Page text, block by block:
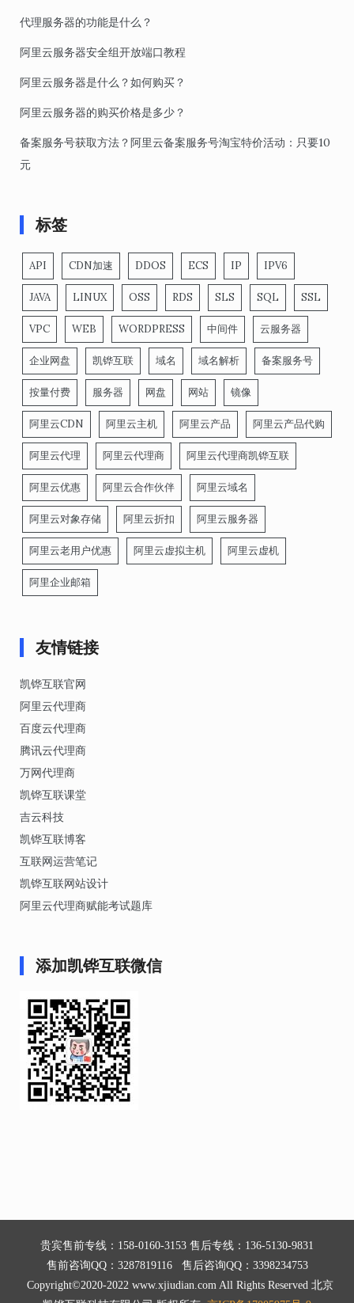
代理服务器的功能是什么？
阿里云服务器安全组开放端口教程
阿里云服务器是什么？如何购买？
阿里云服务器的购买价格是多少？
备案服务号获取方法？阿里云备案服务号淘宝特价活动：只要10
元
标签
API CDN加速 DDOS ECS IP IPV6
JAVA LINUX OSS RDS SLS SQL SSL
VPC WEB WORDPRESS 中间件 云服务器
企业网盘 凯铧互联 域名 域名解析 备案服务号
按量付费 服务器 网盘 网站 镜像
阿里云CDN 阿里云主机 阿里云产品 阿里云产品代购
阿里云代理 阿里云代理商 阿里云代理商凯铧互联
阿里云优惠 阿里云合作伙伴 阿里云域名
阿里云对象存储 阿里云折扣 阿里云服务器
阿里云老用户优惠 阿里云虚拟主机 阿里云虚机
阿里企业邮箱
友情链接
凯铧互联官网
阿里云代理商
百度云代理商
腾讯云代理商
万网代理商
凯铧互联课堂
吉云科技
凯铧互联博客
互联网运营笔记
凯铧互联网站设计
阿里云代理商赋能考试题库
添加凯铧互联微信
贵宾售前专线：158-0160-3153 售后专线：136-5130-9831
售前咨询QQ：3287819116 售后咨询QQ：3398234753
Copyright©2020-2022 www.xjiudian.com All Rights Reserved 北京